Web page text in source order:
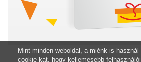
Mint minden weboldal, a miénk is használ
cookie-kat, hogy kellemesebb felhasználói